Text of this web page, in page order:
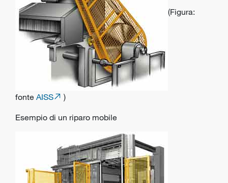
(Figura:
fonte AISS
)
Esempio di un riparo mobile